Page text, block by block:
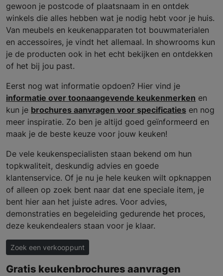
gewoon je postcode of plaatsnaam in en ontdek
winkels die alles hebben wat je nodig hebt voor je huis.
Van meubels en keukenapparaten tot bouwmaterialen
en accessoires, je vindt het allemaal. In showrooms kun
je de producten ook in het echt bekijken en ontdekken
of het bij jou past.
Eerst nog wat informatie opdoen? Hier vind je
informatie over toonaangevende keukenmerken en
kun je brochures aanvragen voor specificaties en nog
meer inspiratie. Zo ben je altijd goed geïnformeerd en
maak je de beste keuze voor jouw keuken!
De vele keukenspecialisten staan bekend om hun
topkwaliteit, deskundig advies en goede
klantenservice. Of je nu je hele keuken wilt opknappen
of alleen op zoek bent naar dat ene speciale item, je
bent hier aan het juiste adres. Voor advies,
demonstraties en begeleiding gedurende het proces,
deze keukendealers staan voor je klaar.
Zoek een verkooppunt
Gratis keukenbrochures aanvragen